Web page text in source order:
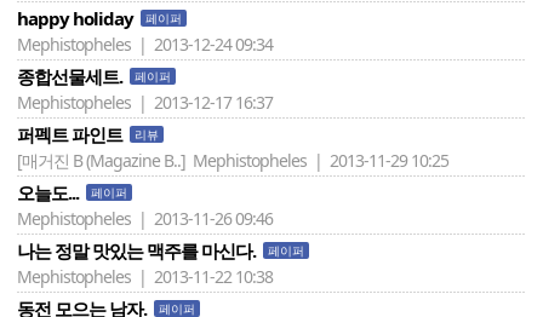
happy holiday 페이퍼
Mephistopheles | 2013-12-24 09:34
종합선물세트. 페이퍼
Mephistopheles | 2013-12-17 16:37
퍼펙트 파인트 리뷰
[매거진 B (Magazine B..] Mephistopheles | 2013-11-29 10:25
오늘도... 페이퍼
Mephistopheles | 2013-11-26 09:46
나는 정말 맛있는 맥주를 마신다. 페이퍼
Mephistopheles | 2013-11-22 10:38
동전 모으는 남자. 페이퍼